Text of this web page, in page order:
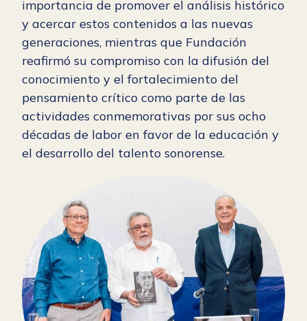
importancia de promover el análisis histórico
y acercar estos contenidos a las nuevas
generaciones, mientras que Fundación
reafirmó su compromiso con la difusión del
conocimiento y el fortalecimiento del
pensamiento crítico como parte de las
actividades conmemorativas por sus ocho
décadas de labor en favor de la educación y
el desarrollo del talento sonorense.